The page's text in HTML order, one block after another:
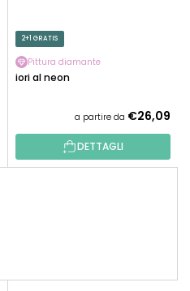
2+1 GRATIS
Pittura diamante
Fiori al neon
a partire da €26,09
DETTAGLI